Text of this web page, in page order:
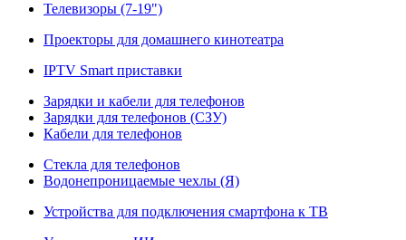
Телевизоры (7-19")
Проекторы для домашнего кинотеатра
IPTV Smart приставки
Зарядки и кабели для телефонов
Зарядки для телефонов (СЗУ)
Кабели для телефонов
Стекла для телефонов
Водонепроницаемые чехлы (Я)
Устройства для подключения смартфона к ТВ